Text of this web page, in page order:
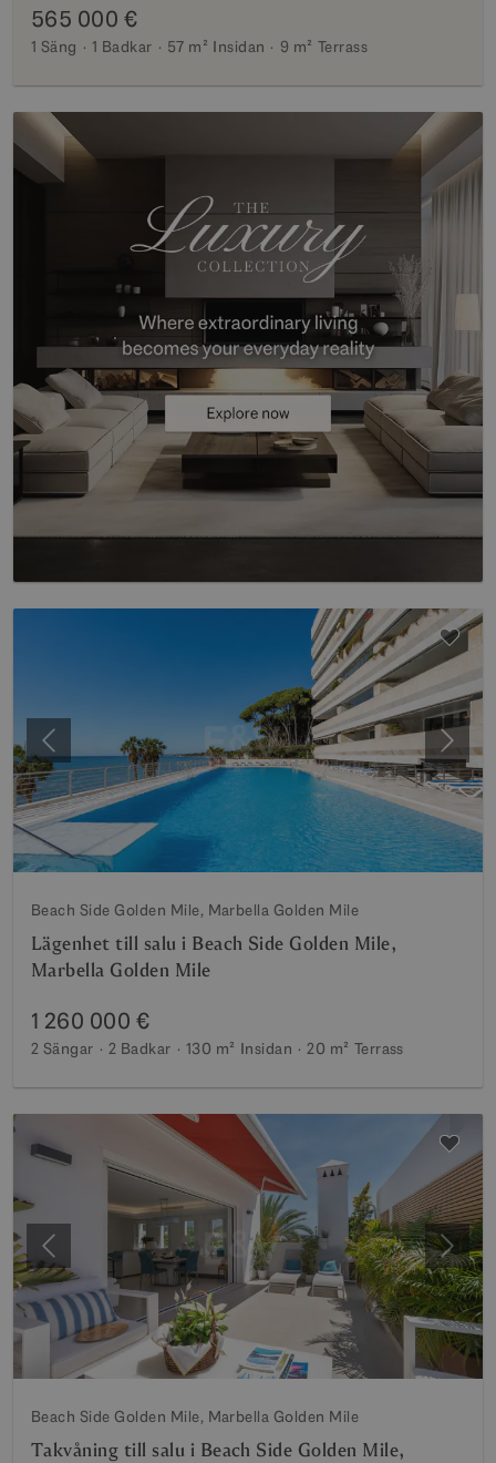
565 000 €
1 Säng 1 Badkar 57 m² Insidan 9 m² Terrass
Föregående Nästa
Beach Side Golden Mile, Marbella Golden Mile
Lägenhet till salu i Beach Side Golden Mile,
Marbella Golden Mile
1 260 000 €
2 Sängar 2 Badkar 130 m² Insidan 20 m² Terrass
Föregående Nästa
Beach Side Golden Mile, Marbella Golden Mile
Takvåning till salu i Beach Side Golden Mile,